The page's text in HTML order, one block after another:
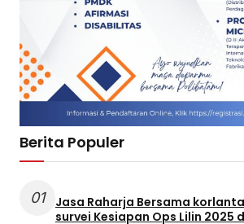
Berita Populer
01
Jasa Raharja Bersama
survei Kesiapan Ops Lilin 2025